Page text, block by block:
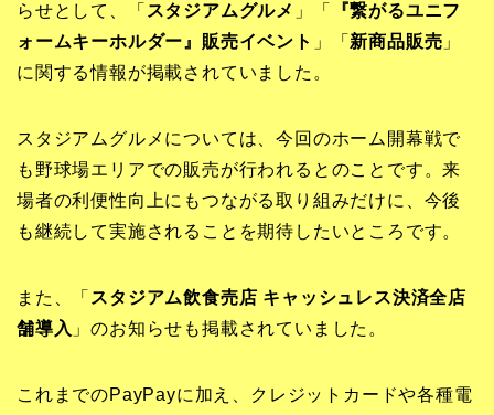
らせとして、「 スタジアムグルメ 」「
『繋がるユニフ
ォームキーホルダー』販売イベント 」「 新商品販売 」
に関する情報が掲載されていました。
スタジアムグルメについては、今回のホーム開幕戦で
も野球場エリアでの販売が行われるとのことです。来
場者の利便性向上にもつながる取り組みだけに、今後
も継続して実施されることを期待したいところです。
また、「 スタジアム飲食売店 キャッシュレス決済全店
舗導入 」のお知らせも掲載されていました。
これまでのPayPayに加え、クレジットカードや各種電